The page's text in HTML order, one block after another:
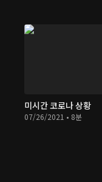
미시간 코로나 상황
07/26/2021 • 8분